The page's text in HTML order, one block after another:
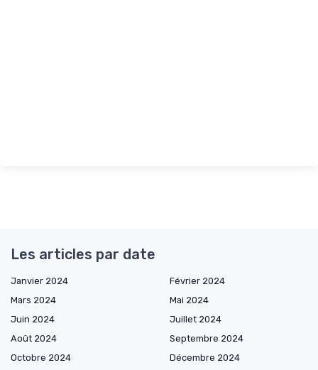
Les articles par date
Janvier 2024
Février 2024
Mars 2024
Mai 2024
Juin 2024
Juillet 2024
Août 2024
Septembre 2024
Octobre 2024
Décembre 2024